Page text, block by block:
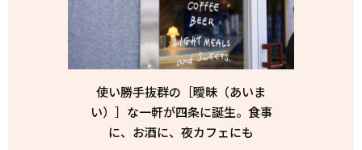
使い勝手抜群の［曖昧（あいま
い）］な一軒が四条に誕生。食事
に、お酒に、夜カフェにも